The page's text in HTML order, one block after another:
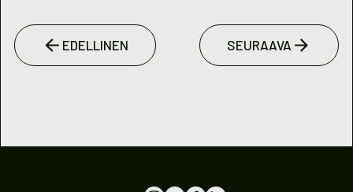
EDELLINEN SEURAAVA